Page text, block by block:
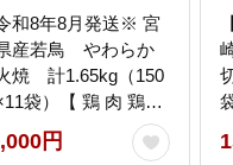
和8年8月発送※ 宮
産若鳥 やわらか
焼 計1.65kg（150
袋）【 鶏 肉 鶏肉
とり 九州産 鳥 宮
産 小分け 炭火焼き
円